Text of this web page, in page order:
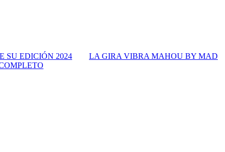
SU EDICIÓN 2024
LA GIRA VIBRA MAHOU BY MAD